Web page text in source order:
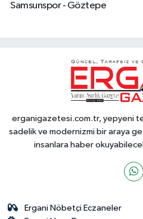
Samsunspor - Göztepe
erganigazetesi.com.tr, yepyeni
sadelik ve modernizmi bir araya
insanlara haber
Ergani Nöbetçi Eczaneler